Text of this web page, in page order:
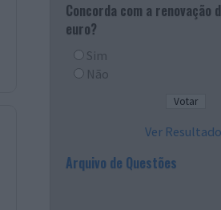
Concorda com a renovação
euro?
Sim
Não
Ver
Arquivo de Questões